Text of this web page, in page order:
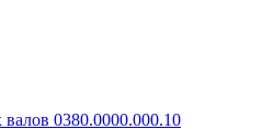
0380.0000.000.10